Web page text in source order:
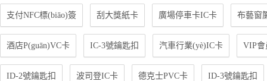
支付NFC標(biāo)簽 刮大獎紙卡 廣場停車卡IC卡 布藝窗
酒店P(guān)VC卡 IC-3號鑰匙扣 汽車行業(yè)IC卡 VIP會
ID-2號鑰匙扣 波司登IC卡 德克士PVC卡 ID-3號鑰匙扣